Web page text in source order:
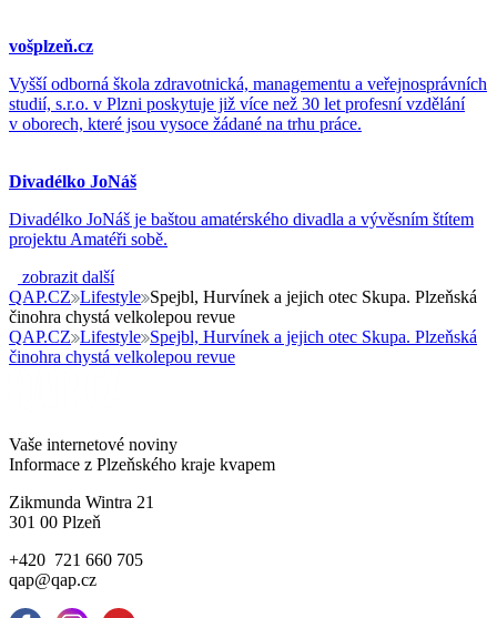
vošplzeň.cz
Vyšší odborná škola zdravotnická, managementu a veřejnosprávních
studií, s.r.o. v Plzni poskytuje již více než 30 let profesní vzdělání
v oborech, které jsou vysoce žádané na trhu práce.
Divadélko JoNáš
Divadélko JoNáš je baštou amatérského divadla a vývěsním štítem
projektu Amatéři sobě.
zobrazit další
QAP.CZ Lifestyle Spejbl, Hurvínek a jejich otec Skupa. Plzeňská
činohra chystá velkolepou revue
QAP.CZ Lifestyle Spejbl, Hurvínek a jejich otec Skupa. Plzeňská
činohra chystá velkolepou revue
Vaše internetové noviny
Informace z Plzeňského kraje kvapem
Zikmunda Wintra 21
301 00 Plzeň
+420 721 660 705
qap@qap.cz